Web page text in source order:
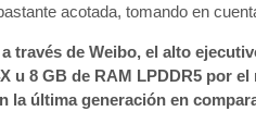
acotada, tomando en
través de Weibo, el alto
u 8 GB de RAM LPDDR5 por
la última generación en